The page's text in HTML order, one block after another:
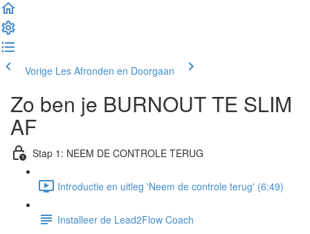
Vorige Les Afronden en Doorgaan
Zo ben je BURNOUT TE SLIM
AF
Stap 1: NEEM DE CONTROLE TERUG
Introductie en uitleg 'Neem de controle terug' (6:49)
Installeer de Lead2Flow Coach